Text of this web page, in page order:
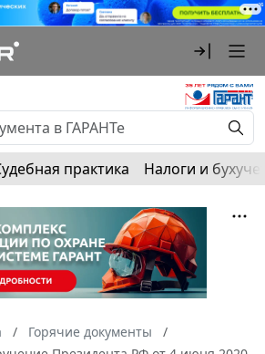
практика Налоги и
Горячие документы